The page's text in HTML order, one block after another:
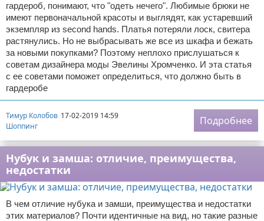
гардероб, понимают, что "одеть нечего". Любимые брюки не
имеют первоначальной красоты и выглядят, как устаревший
экземпляр из second hands. Платья потеряли лоск, свитера
растянулись. Но не выбрасывать же все из шкафа и бежать
за новыми покупками? Поэтому неплохо прислушаться к
советам дизайнера моды Эвелины Хромченко. И эта статья
с ее советами поможет определиться, что должно быть в
гардеробе
Тимур Колобов 17-02-2019 14:59
Шоппинг
Подробнее
Нубук и замша: отличие, преимущества,
недостатки
В чем отличие нубука и замши, преимущества и недостатки
этих материалов? Почти идентичные на вид, но такие разные